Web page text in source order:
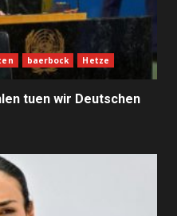
baerbock Hetze
tuen wir Deutschen